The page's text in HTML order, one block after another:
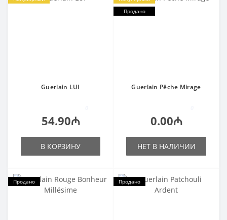
Guerlain LUI
54.90₼
В КОРЗИНУ
Продано
Guerlain Pêche Mirage
0.00₼
НЕТ В НАЛИЧИИ
Продано Продано